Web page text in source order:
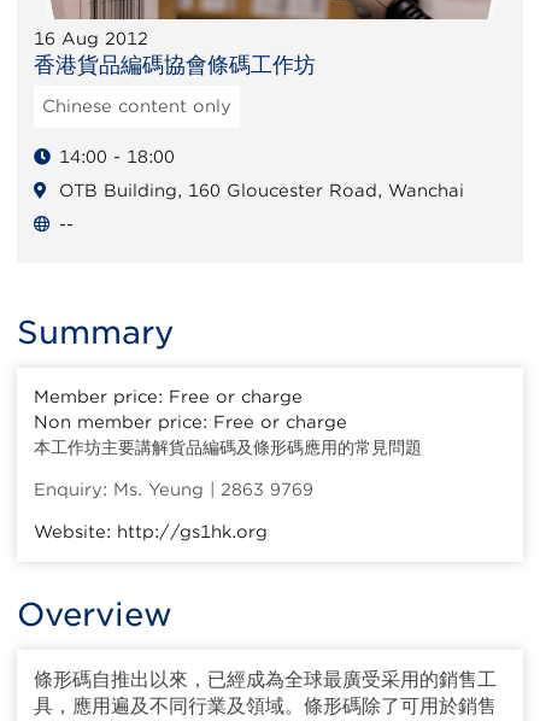
16 Aug 2012
香港貨品編碼協會條碼工作坊
Chinese content only
14:00 - 18:00
OTB Building, 160 Gloucester Road, Wanchai
--
Summary
Member price: Free or charge
Non member price: Free or charge
本工作坊主要講解貨品編碼及條形碼應用的常見問題
Enquiry: Ms. Yeung | 2863 9769
Website: http://gs1hk.org
Overview
條形碼自推出以來，已經成為全球最廣受采用的銷售工
具，應用遍及不同行業及領域。條形碼除了可用於銷售